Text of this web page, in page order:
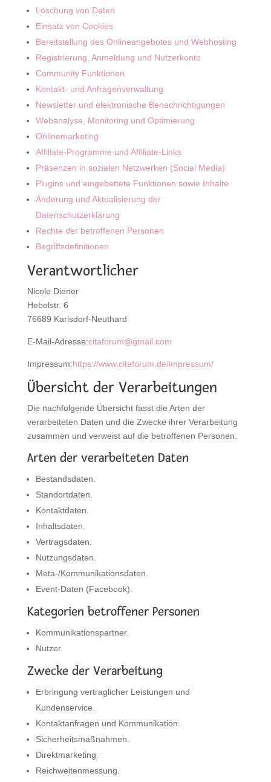
Löschung von Daten
Einsatz von Cookies
Bereitstellung des Onlineangebotes und Webhosting
Registrierung, Anmeldung und Nutzerkonto
Community Funktionen
Kontakt- und Anfragenverwaltung
Newsletter und elektronische Benachrichtigungen
Webanalyse, Monitoring und Optimierung
Onlinemarketing
Affiliate-Programme und Affiliate-Links
Präsenzen in sozialen Netzwerken (Social Media)
Plugins und eingebettete Funktionen sowie Inhalte
Änderung und Aktualisierung der
Datenschutzerklärung
Rechte der betroffenen Personen
Begriffsdefinitionen
Verantwortlicher
Nicole Diener
Hebelstr. 6
76689 Karlsdorf-Neuthard
E-Mail-Adresse:citaforum@gmail.com
Impressum:https://www.citaforum.de/impressum/
Übersicht der Verarbeitungen
Die nachfolgende Übersicht fasst die Arten der
verarbeiteten Daten und die Zwecke ihrer Verarbeitung
zusammen und verweist auf die betroffenen Personen.
Arten der verarbeiteten Daten
Bestandsdaten.
Standortdaten.
Kontaktdaten.
Inhaltsdaten.
Vertragsdaten.
Nutzungsdaten.
Meta-/Kommunikationsdaten.
Event-Daten (Facebook).
Kategorien betroffener Personen
Kommunikationspartner.
Nutzer.
Zwecke der Verarbeitung
Erbringung vertraglicher Leistungen und
Kundenservice.
Kontaktanfragen und Kommunikation.
Sicherheitsmaßnahmen.
Direktmarketing.
Reichweitenmessung.